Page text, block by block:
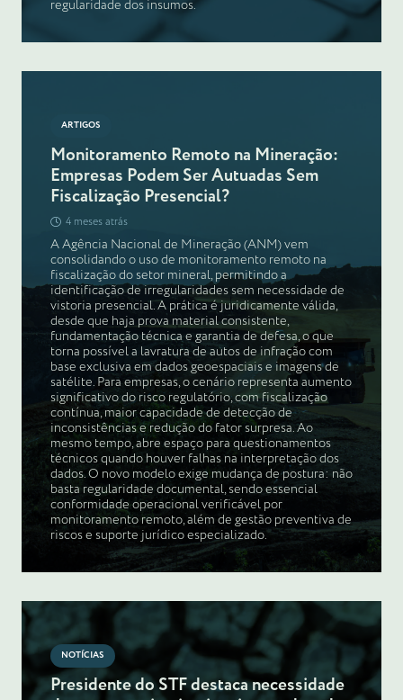
regularidade dos insumos.
ARTIGOS
Monitoramento Remoto na Mineração:
Empresas Podem Ser Autuadas Sem
Fiscalização Presencial?
4 meses atrás
A Agência Nacional de Mineração (ANM) vem
consolidando o uso de monitoramento remoto na
fiscalização do setor mineral, permitindo a
identificação de irregularidades sem necessidade de
vistoria presencial. A prática é juridicamente válida,
desde que haja prova material consistente,
fundamentação técnica e garantia de defesa, o que
torna possível a lavratura de autos de infração com
base exclusiva em dados geoespaciais e imagens de
satélite. Para empresas, o cenário representa aumento
significativo do risco regulatório, com fiscalização
contínua, maior capacidade de detecção de
inconsistências e redução do fator surpresa. Ao
mesmo tempo, abre espaço para questionamentos
técnicos quando houver falhas na interpretação dos
dados. O novo modelo exige mudança de postura: não
basta regularidade documental, sendo essencial
conformidade operacional verificável por
monitoramento remoto, além de gestão preventiva de
riscos e suporte jurídico especializado.
NOTÍCIAS
Presidente do STF destaca necessidade